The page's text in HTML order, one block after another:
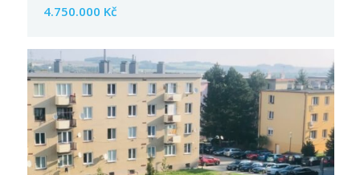
4.750.000 Kč